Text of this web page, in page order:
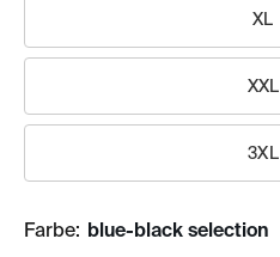
XL
XXL
3XL
Farbe: blue-black selection